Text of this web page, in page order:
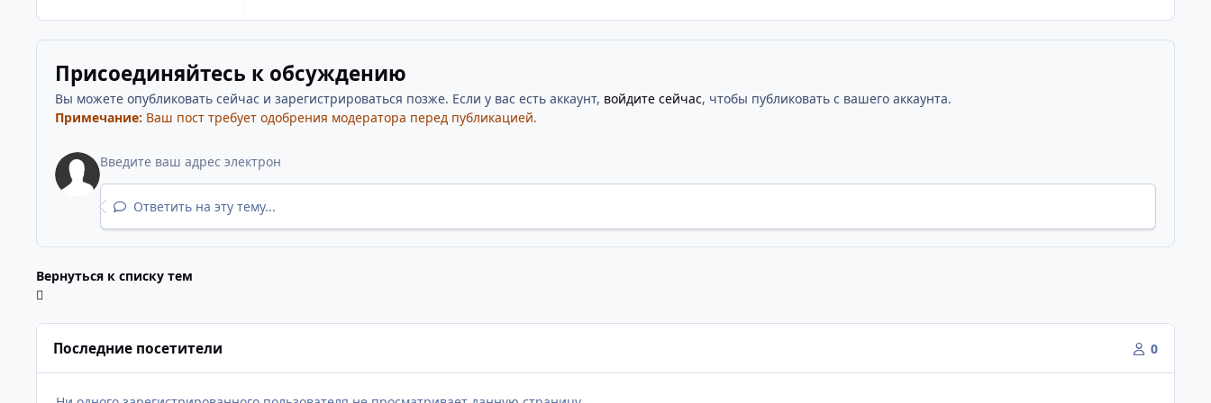
Присоединяйтесь к обсуждению
Вы можете опубликовать сейчас и зарегистрироваться позже. Если у вас есть аккаунт, войдите сейчас, чтобы публиковать с вашего аккаунта.
Примечание: Ваш пост требует одобрения модератора перед публикацией.
Ответить на эту тему...
Вернуться к списку тем
Последние посетители 0